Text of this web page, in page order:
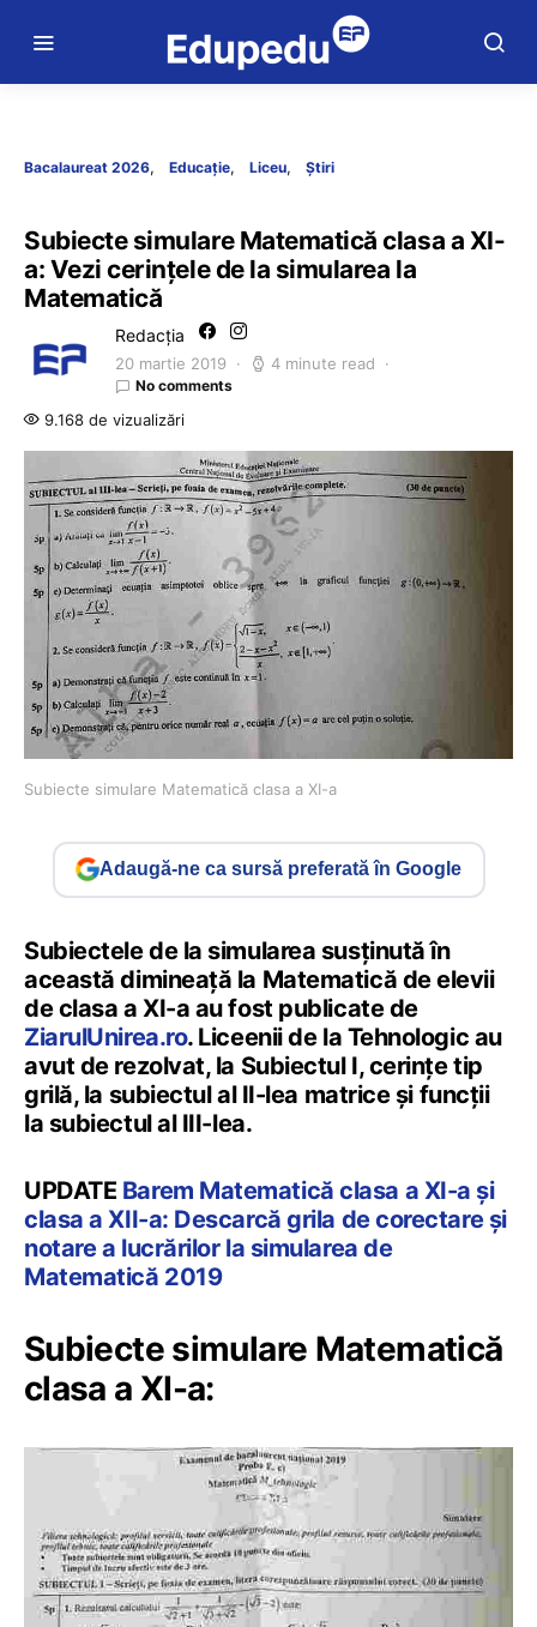
Bacalaureat 2026 Educație Liceu Știri
Subiecte simulare Matematică clasa a XI-
a: Vezi cerințele de la simularea la
Matematică
Redacția
20 martie 2019 4 minute read
No comments
9.168 de vizualizări
Subiecte simulare Matematică clasa a XI-a
Adaugă-ne ca sursă preferată în Google
Subiectele de la simularea susținută în
această dimineață la Matematică de elevii
de clasa a XI-a au fost publicate de
ZiarulUnirea.ro. Liceenii de la Tehnologic au
avut de rezolvat, la Subiectul I, cerințe tip
grilă, la subiectul al II-lea matrice și funcții
la subiectul al III-lea.
UPDATE Barem Matematică clasa a XI-a și
clasa a XII-a: Descarcă grila de corectare și
notare a lucrărilor la simularea de
Matematică 2019
Subiecte simulare Matematică
clasa a XI-a: